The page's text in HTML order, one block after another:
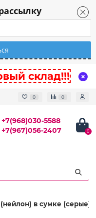
склад!!!
0 0
+7(968)030-5588
+7(967)056-2407
0
в сумке (серые)